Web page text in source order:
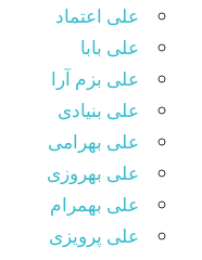
علی اعتماد
علی بابا
علی بزم آرا
علی بنیادی
علی بهرامی
علی بهروزی
علی بهمرام
علی پرویزی